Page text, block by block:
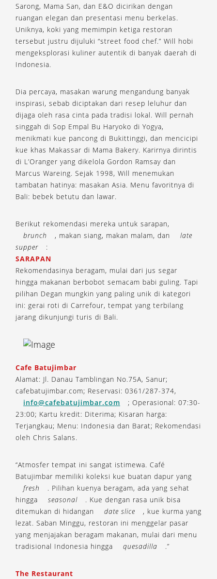
Sarong, Mama San, dan E&O dicirikan dengan
ruangan elegan dan presentasi menu berkelas.
Uniknya, koki yang memimpin ketiga restoran
tersebut justru dijuluki “street food chef.” Will hobi
mengeksplorasi kuliner autentik di banyak daerah di
Indonesia.
Dia percaya, masakan warung mengandung banyak
inspirasi, sebab diciptakan dari resep leluhur dan
dijaga oleh rasa cinta pada tradisi lokal. Will pernah
singgah di Sop Empal Bu Haryoko di Yogya,
menikmati kue pancong di Bukittinggi, dan mencicipi
kue khas Makassar di Mama Bakery. Karirnya dirintis
di L’Oranger yang dikelola Gordon Ramsay dan
Marcus Wareing. Sejak 1998, Will menemukan
tambatan hatinya: masakan Asia. Menu favoritnya di
Bali: bebek betutu dan lawar.
Berikut rekomendasi mereka untuk sarapan,
brunch
, makan siang, makan malam, dan
late
supper
:
SARAPAN
Rekomendasinya beragam, mulai dari jus segar
hingga makanan berbobot semacam babi guling. Tapi
pilihan Degan mungkin yang paling unik di kategori
ini: gerai roti di Carrefour, tempat yang terbilang
jarang dikunjungi turis di Bali.
Cafe Batujimbar
Alamat: Jl. Danau Tamblingan No.75A, Sanur;
cafebatujimbar.com; Reservasi: 0361/287-374,
info@cafebatujimbar.com
; Operasional: 07:30-
23:00; Kartu kredit: Diterima; Kisaran harga:
Terjangkau; Menu: Indonesia dan Barat; Rekomendasi
oleh Chris Salans.
“Atmosfer tempat ini sangat istimewa. Café
Batujimbar memiliki koleksi kue buatan dapur yang
fresh
. Pilihan kuenya beragam, ada yang sehat
hingga
seasonal
. Kue dengan rasa unik bisa
ditemukan di hidangan
date slice
, kue kurma yang
lezat. Saban Minggu, restoran ini menggelar pasar
yang menjajakan beragam makanan, mulai dari menu
tradisional Indonesia hingga
quesadilla .”
The Restaurant